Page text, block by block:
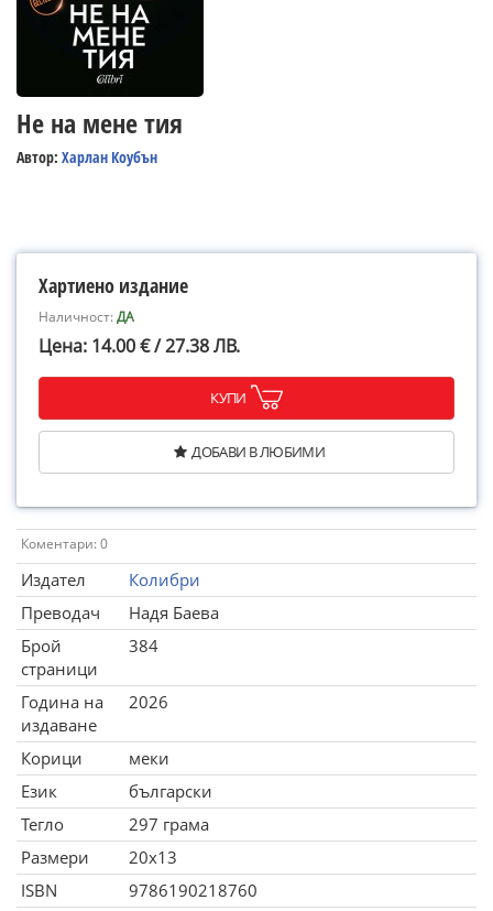
Не на мене тия
Автор: Харлан Коубън
Хартиено издание
Наличност:ДА
Цена: 14.00 € / 27.38 ЛВ.
КУПИ
ДОБАВИ В ЛЮБИМИ
Коментари: 0
Издател
Колибри
Преводач
Надя Баева
Брой
страници
384
Година на
издаване
2026
Корици
меки
Език
български
Тегло
297 грама
Размери
20x13
ISBN
9786190218760